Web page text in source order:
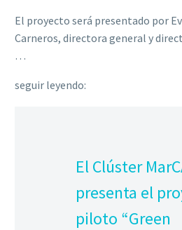
El proyecto será presentado por
Carneros, directora general y
…
seguir leyendo:
El Clúster
presenta el
piloto “Green